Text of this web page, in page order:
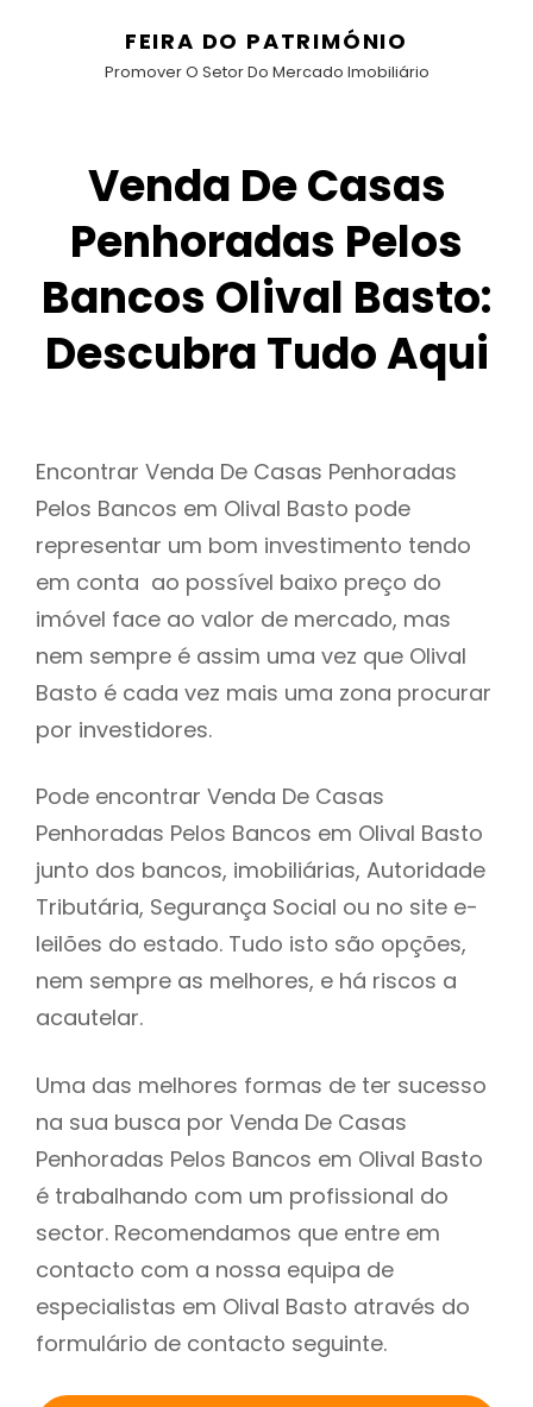
FEIRA DO PATRIMÓNIO
Promover O Setor Do Mercado Imobiliário
Venda De Casas
Penhoradas Pelos
Bancos Olival Basto:
Descubra Tudo Aqui
Encontrar Venda De Casas Penhoradas
Pelos Bancos em Olival Basto pode
representar um bom investimento tendo
em conta ao possível baixo preço do
imóvel face ao valor de mercado, mas
nem sempre é assim uma vez que Olival
Basto é cada vez mais uma zona procurar
por investidores.
Pode encontrar Venda De Casas
Penhoradas Pelos Bancos em Olival Basto
junto dos bancos, imobiliárias, Autoridade
Tributária, Segurança Social ou no site e-
leilões do estado. Tudo isto são opções,
nem sempre as melhores, e há riscos a
acautelar.
Uma das melhores formas de ter sucesso
na sua busca por Venda De Casas
Penhoradas Pelos Bancos em Olival Basto
é trabalhando com um profissional do
sector. Recomendamos que entre em
contacto com a nossa equipa de
especialistas em Olival Basto através do
formulário de contacto seguinte.